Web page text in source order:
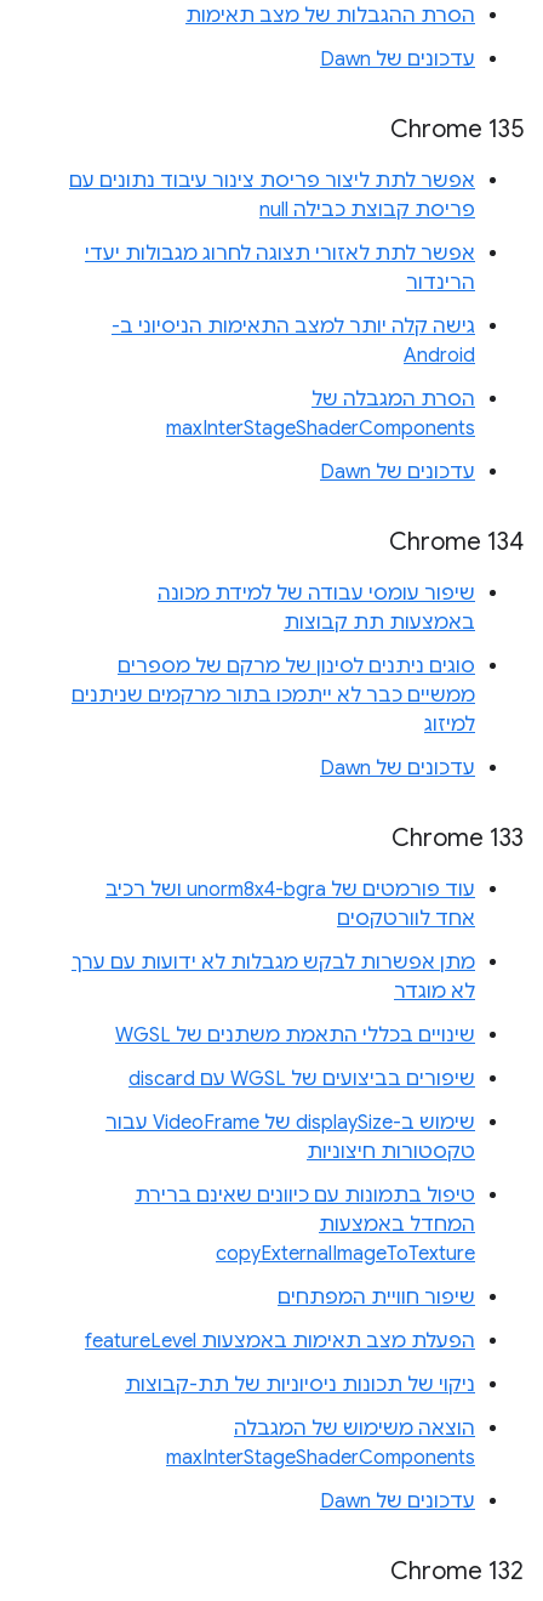
הסרת ההגבלות של מצב תאימות
עדכונים של Dawn
Chrome 135
אפשר לתת ליצור פריסת צינור עיבוד נתונים עם
פריסת קבוצת כבילה null
אפשר לתת לאזורי תצוגה לחרוג מגבולות יעדי
הרינדור
גישה קלה יותר למצב התאימות הניסיוני ב-
Android
הסרת המגבלה של
maxInterStageShaderComponents
עדכונים של Dawn
Chrome 134
שיפור עומסי עבודה של למידת מכונה
באמצעות תת קבוצות
סוגים ניתנים לסינון של מרקם של מספרים
ממשיים כבר לא ייתמכו בתור מרקמים שניתנים
למיזוג
עדכונים של Dawn
Chrome 133
עוד פורמטים של unorm8x4-bgra ושל רכיב
אחד לוורטקסים
מתן אפשרות לבקש מגבלות לא ידועות עם ערך
לא מוגדר
שינויים בכללי התאמת משתנים של WGSL
שיפורים בביצועים של WGSL עם discard
שימוש ב-displaySize של VideoFrame עבור
טקסטורות חיצוניות
טיפול בתמונות עם כיוונים שאינם ברירת
המחדל באמצעות
copyExternalImageToTexture
שיפור חוויית המפתחים
הפעלת מצב תאימות באמצעות featureLevel
ניקוי של תכונות ניסיוניות של תת-קבוצות
הוצאה משימוש של המגבלה
maxInterStageShaderComponents
עדכונים של Dawn
Chrome 132